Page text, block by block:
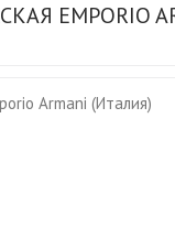
EMPORIO
Armani (Италия)